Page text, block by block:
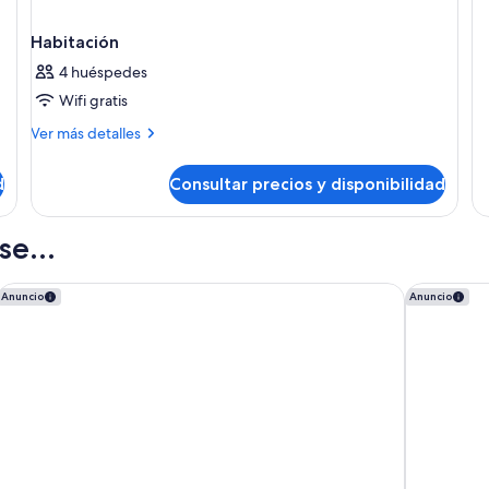
Habitación
4 huéspedes
Wifi gratis
Ver más detalles
Más
Consultar precios y disponibilidad
Anuncio by Meliá Calviá Beach Anuncio
Hotel